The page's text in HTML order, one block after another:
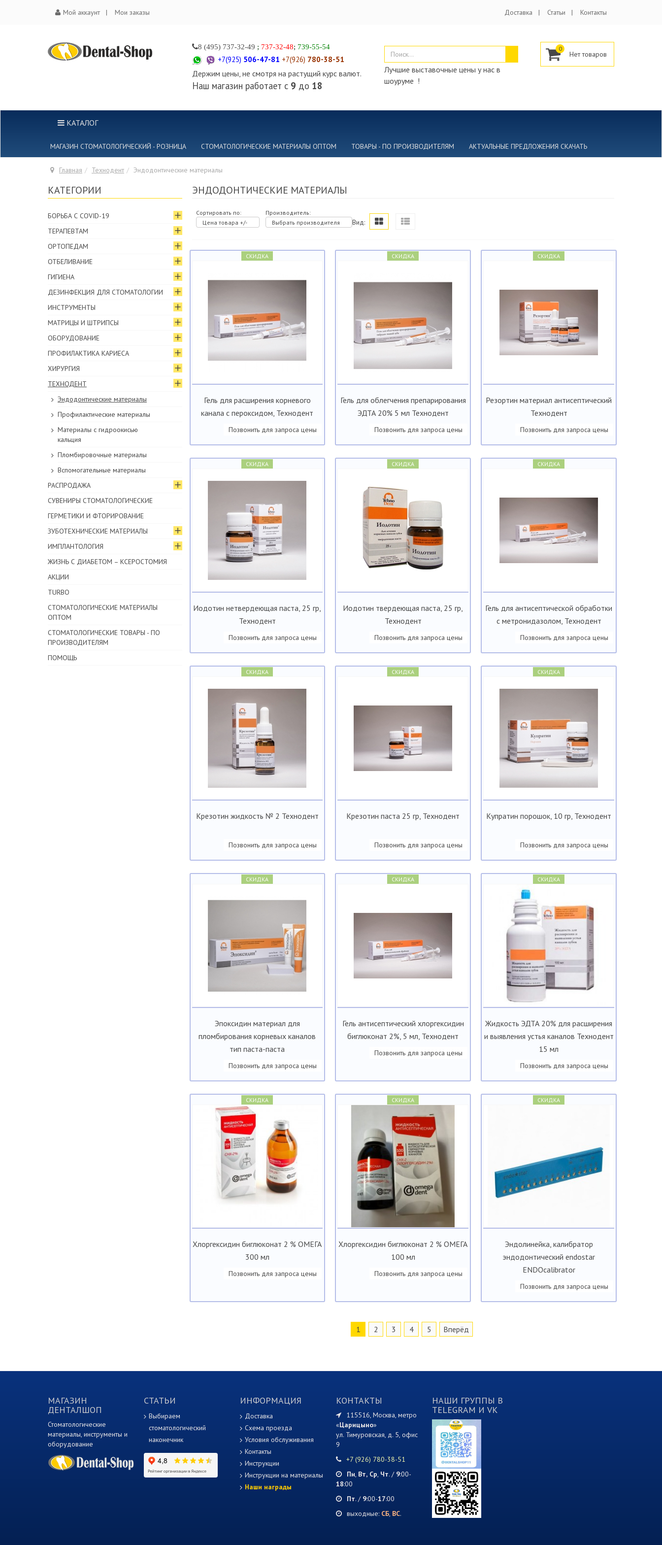
Мой аккаунт Мои заказы Доставка Статьи Контакты
8 (495) 737-32-49 ; 737-32-48; 739-55-54
+7(925) 506-47-81 +7(926) 780-38-51
Держим цены, не смотря на растущий курс валют.
Наш магазин работает с 9 до 18
Лучшие выставочные цены у нас в
шоуруме !
0
КАТАЛОГ
МАГАЗИН СТОМАТОЛОГИЧЕСКИЙ - РОЗНИЦА СТОМАТОЛОГИЧЕСКИЕ МАТЕРИАЛЫ ОПТОМ ТОВАРЫ - ПО ПРОИЗВОДИТЕЛЯМ АКТУАЛЬНЫЕ ПРЕДЛОЖЕНИЯ СКАЧАТЬ
Главная Технодент Эндодонтические материалы
ЭНДОДОНТИЧЕСКИЕ МАТЕРИАЛЫ
Сортировать по:
Цена товара +/-
Производитель:
Выбрать производителя
Вид:
СКИДКА
Гель для расширения корневого
канала с пероксидом, Технодент
Позвонить для запроса цены
СКИДКА
Гель для облегчения препарирования
ЭДТА 20% 5 мл Технодент
Позвонить для запроса цены
СКИДКА
Резортин материал антисептический
Технодент
Позвонить для запроса цены
СКИДКА
Иодотин нетвердеющая паста, 25 гр,
Технодент
Позвонить для запроса цены
СКИДКА
Иодотин твердеющая паста, 25 гр,
Технодент
Позвонить для запроса цены
СКИДКА
Гель для антисептической обработки
с метронидазолом, Технодент
Позвонить для запроса цены
СКИДКА
Крезотин жидкость № 2 Технодент
Позвонить для запроса цены
СКИДКА
Крезотин паста 25 гр, Технодент
Позвонить для запроса цены
СКИДКА
Купратин порошок, 10 гр, Технодент
Позвонить для запроса цены
СКИДКА
Эпоксидин материал для
пломбирования корневых каналов
тип паста-паста
Позвонить для запроса цены
СКИДКА
Гель антисептический хлоргексидин
биглюконат 2%, 5 мл, Технодент
Позвонить для запроса цены
СКИДКА
Жидкость ЭДТА 20% для расширения
и выявления устья каналов Технодент
15 мл
Позвонить для запроса цены
СКИДКА
Хлоргексидин биглюконат 2 % ОМЕГА
300 мл
Позвонить для запроса цены
СКИДКА
Хлоргексидин биглюконат 2 % ОМЕГА
100 мл
Позвонить для запроса цены
СКИДКА
Эндолинейка, калибратор
эндодонтический endostar
ENDOcalibrator
Позвонить для запроса цены
1 2 3 4 5 Вперёд
КАТЕГОРИИ
БОРЬБА С COVID-19
ТЕРАПЕВТАМ
ОРТОПЕДАМ
ОТБЕЛИВАНИЕ
ГИГИЕНА
ДЕЗИНФЕКЦИЯ ДЛЯ СТОМАТОЛОГИИ
ИНСТРУМЕНТЫ
МАТРИЦЫ И ШТРИПСЫ
ОБОРУДОВАНИЕ
ПРОФИЛАКТИКА КАРИЕСА
ХИРУРГИЯ
ТЕХНОДЕНТ
Эндодонтические материалы
Профилактические материалы
Материалы с гидроокисью
кальция
Пломбировочные материалы
Вспомогательные материалы
РАСПРОДАЖА
СУВЕНИРЫ СТОМАТОЛОГИЧЕСКИЕ
ГЕРМЕТИКИ И ФТОРИРОВАНИЕ
ЗУБОТЕХНИЧЕСКИЕ МАТЕРИАЛЫ
ИМПЛАНТОЛОГИЯ
ЖИЗНЬ С ДИАБЕТОМ – КСЕРОСТОМИЯ
АКЦИИ
TURBO
СТОМАТОЛОГИЧЕСКИЕ МАТЕРИАЛЫ
ОПТОМ
СТОМАТОЛОГИЧЕСКИЕ ТОВАРЫ - ПО
ПРОИЗВОДИТЕЛЯМ
ПОМОЩЬ
МАГАЗИН
ДЕНТАЛШОП
Стоматологические
материалы, инструменты и
оборудование
СТАТЬИ
Выбираем
стоматологический
наконечник
ИНФОРМАЦИЯ
Доставка
Схема проезда
Условия обслуживания
Контакты
Инструкции
Инструкции на материалы
Наши награды
КОНТАКТЫ
115516, Москва, метро
«Царицыно»
ул. Тимуровская, д. 5, офис
9
+7 (926) 780-38-51
Пн, Вт, Ср, Чт. / 9:00-
18:00
Пт. / 9:00-17:00
выходные: СБ, ВС.
НАШИ ГРУППЫ В
TELEGRAM И VK